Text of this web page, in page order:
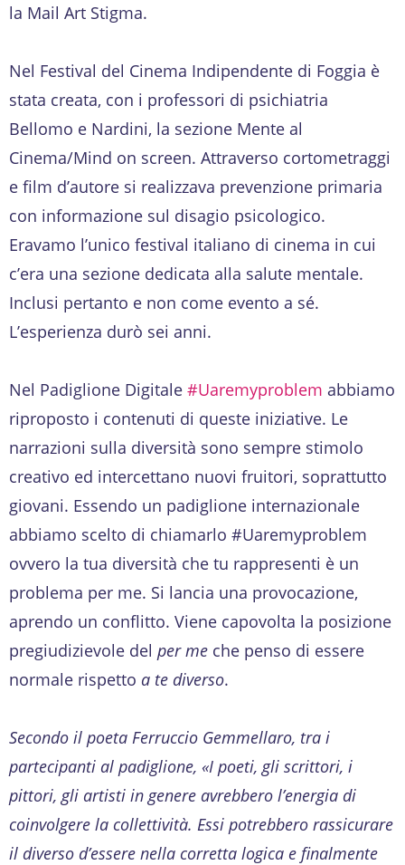
la Mail Art Stigma.
Nel Festival del Cinema Indipendente di Foggia è
stata creata, con i professori di psichiatria
Bellomo e Nardini, la sezione Mente al
Cinema/Mind on screen. Attraverso cortometraggi
e film d’autore si realizzava prevenzione primaria
con informazione sul disagio psicologico.
Eravamo l’unico festival italiano di cinema in cui
c’era una sezione dedicata alla salute mentale.
Inclusi pertanto e non come evento a sé.
L’esperienza durò sei anni.
Nel Padiglione Digitale #Uaremyproblem abbiamo
riproposto i contenuti di queste iniziative. Le
narrazioni sulla diversità sono sempre stimolo
creativo ed intercettano nuovi fruitori, soprattutto
giovani. Essendo un padiglione internazionale
abbiamo scelto di chiamarlo #Uaremyproblem
ovvero la tua diversità che tu rappresenti è un
problema per me. Si lancia una provocazione,
aprendo un conflitto. Viene capovolta la posizione
pregiudizievole del per me che penso di essere
normale rispetto a te diverso.
Secondo il poeta Ferruccio Gemmellaro, tra i
partecipanti al padiglione, «I poeti, gli scrittori, i
pittori, gli artisti in genere avrebbero l’energia di
coinvolgere la collettività. Essi potrebbero rassicurare
il diverso d’essere nella corretta logica e finalmente